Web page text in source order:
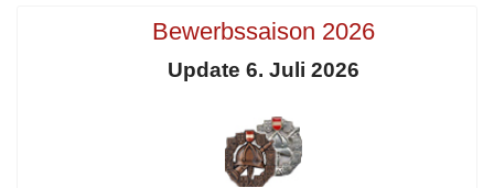
Bewerbssaison 2026
Update 6. Juli 2026